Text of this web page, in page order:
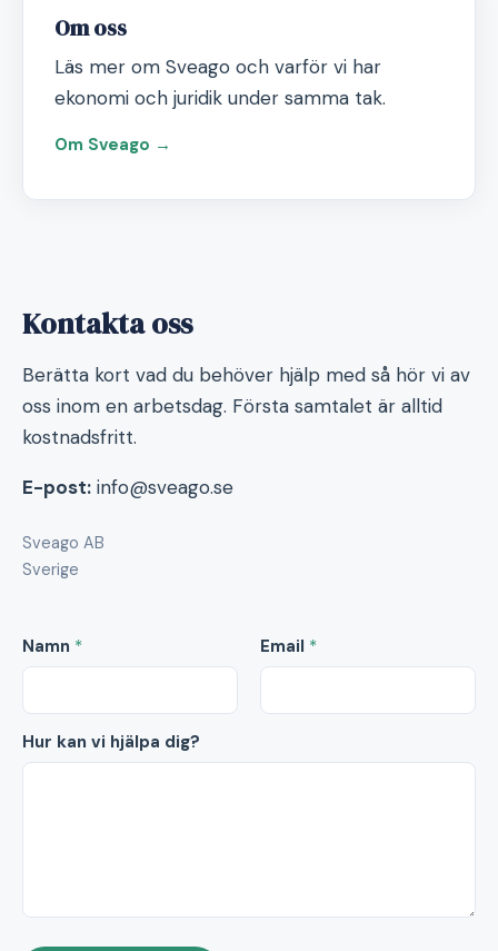
Om oss
Läs mer om Sveago och varför vi har
ekonomi och juridik under samma tak.
Om Sveago →
Kontakta oss
Berätta kort vad du behöver hjälp med så hör vi av
oss inom en arbetsdag. Första samtalet är alltid
kostnadsfritt.
E-post: info@sveago.se
Sveago AB
Sverige
Namn * Email *
Hur kan vi hjälpa dig?